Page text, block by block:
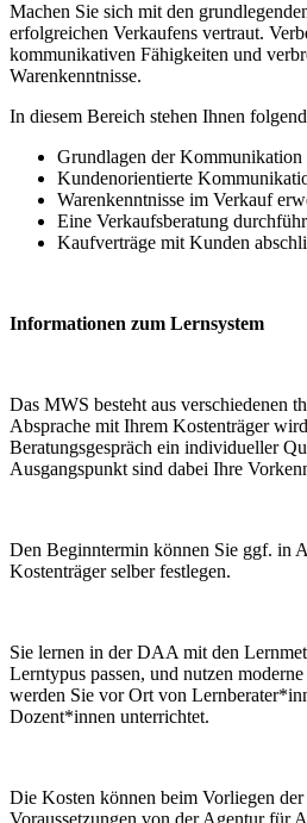
Machen Sie sich mit den
erfolgreichen Verkaufens vertraut.
kommunikativen Fähigkeiten und
Warenkenntnisse.
In diesem Bereich stehen Ihnen
Grundlagen der
Kundenorientierte
Warenkenntnisse im Verkauf
Eine Verkaufsberatung
Kaufverträge mit Kunden
Informationen zum Lernsystem
Das MWS besteht aus verschiedenen
Absprache mit Ihrem Kostenträger
Beratungsgespräch ein individueller
Ausgangspunkt sind dabei Ihre
Den Beginntermin können Sie ggf. in
Kostenträger selber festlegen.
Sie lernen in der DAA mit den
Lerntypus passen, und nutzen
werden Sie vor Ort von
Dozent*innen unterrichtet.
Die Kosten können beim Vorliegen